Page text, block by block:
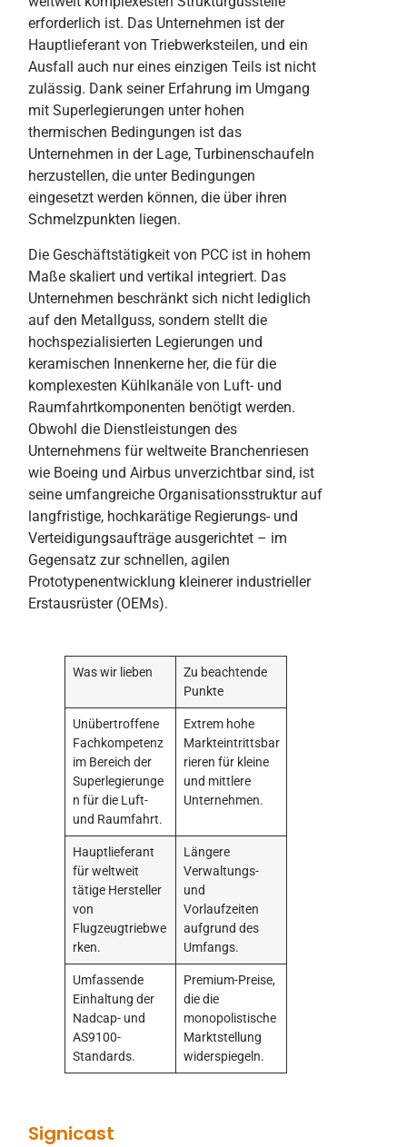
erforderlich ist. Das Unternehmen ist der
Hauptlieferant von Triebwerksteilen, und ein
Ausfall auch nur eines einzigen Teils ist nicht
zulässig. Dank seiner Erfahrung im Umgang
mit Superlegierungen unter hohen
thermischen Bedingungen ist das
Unternehmen in der Lage, Turbinenschaufeln
herzustellen, die unter Bedingungen
eingesetzt werden können, die über ihren
Schmelzpunkten liegen.
Die Geschäftstätigkeit von PCC ist in hohem
Maße skaliert und vertikal integriert. Das
Unternehmen beschränkt sich nicht lediglich
auf den Metallguss, sondern stellt die
hochspezialisierten Legierungen und
keramischen Innenkerne her, die für die
komplexesten Kühlkanäle von Luft- und
Raumfahrtkomponenten benötigt werden.
Obwohl die Dienstleistungen des
Unternehmens für weltweite Branchenriesen
wie Boeing und Airbus unverzichtbar sind, ist
seine umfangreiche Organisationsstruktur auf
langfristige, hochkarätige Regierungs- und
Verteidigungsaufträge ausgerichtet – im
Gegensatz zur schnellen, agilen
Prototypenentwicklung kleinerer industrieller
Erstausrüster (OEMs).
Was wir lieben
Zu beachtende
Punkte
Unübertroffene
Fachkompetenz
im Bereich der
Superlegierunge
n für die Luft-
und Raumfahrt.
Extrem hohe
Markteintrittsbar
rieren für kleine
und mittlere
Unternehmen.
Hauptlieferant
für weltweit
tätige Hersteller
von
Flugzeugtriebwe
rken.
Längere
Verwaltungs-
und
Vorlaufzeiten
aufgrund des
Umfangs.
Umfassende
Einhaltung der
Nadcap- und
AS9100-
Standards.
Premium-Preise,
die die
monopolistische
Marktstellung
widerspiegeln.
Signicast